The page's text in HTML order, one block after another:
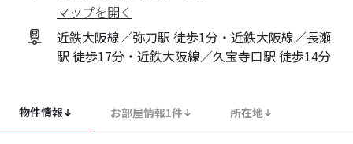
マップを開く
近鉄大阪線／弥刀駅 徒歩1分・近鉄大阪線／長瀬
駅 徒歩17分・近鉄大阪線／久宝寺口駅 徒歩14分
物件情報 お部屋情報1件 所在地